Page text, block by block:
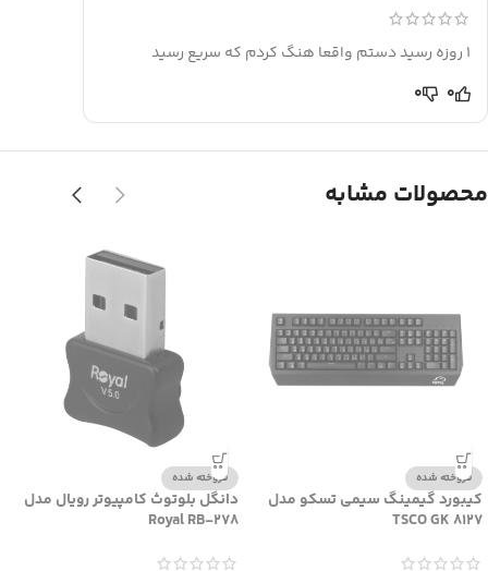
1 روزه رسید دستم واقعا هنگ کردم که سریع رسید
0
0
محصولات مشابه
فروخته شده
کیبورد گیمینگ سیمی تسکو مدل
TSCO GK 8127
فروخته شده
دانگل بلوتوث کامپیوتر رویال مدل
Royal RB-278